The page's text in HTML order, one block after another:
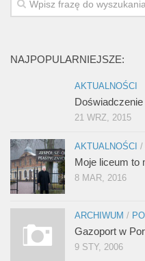
NAJPOPULARNIEJSZE:
AKTUALNOŚCI
Doświadczenie
21 WRZ, 2015
AKTUALNOŚCI /
Moje liceum to
8 MAR, 2016
ARCHIWUM /
Gazoport w
9 STY, 2006